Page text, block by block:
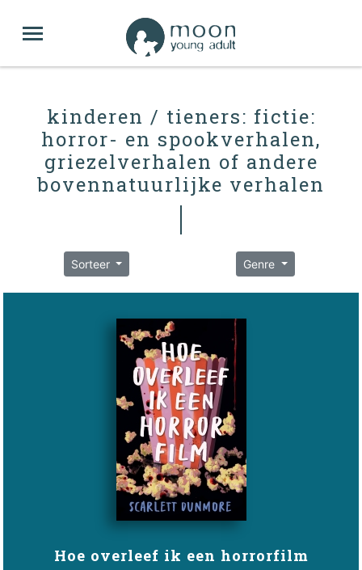
kinderen / tieners: fictie:
horror- en spookverhalen,
griezelverhalen of andere
bovennatuurlijke verhalen
Sorteer Genre
Hoe overleef ik een horrorfilm